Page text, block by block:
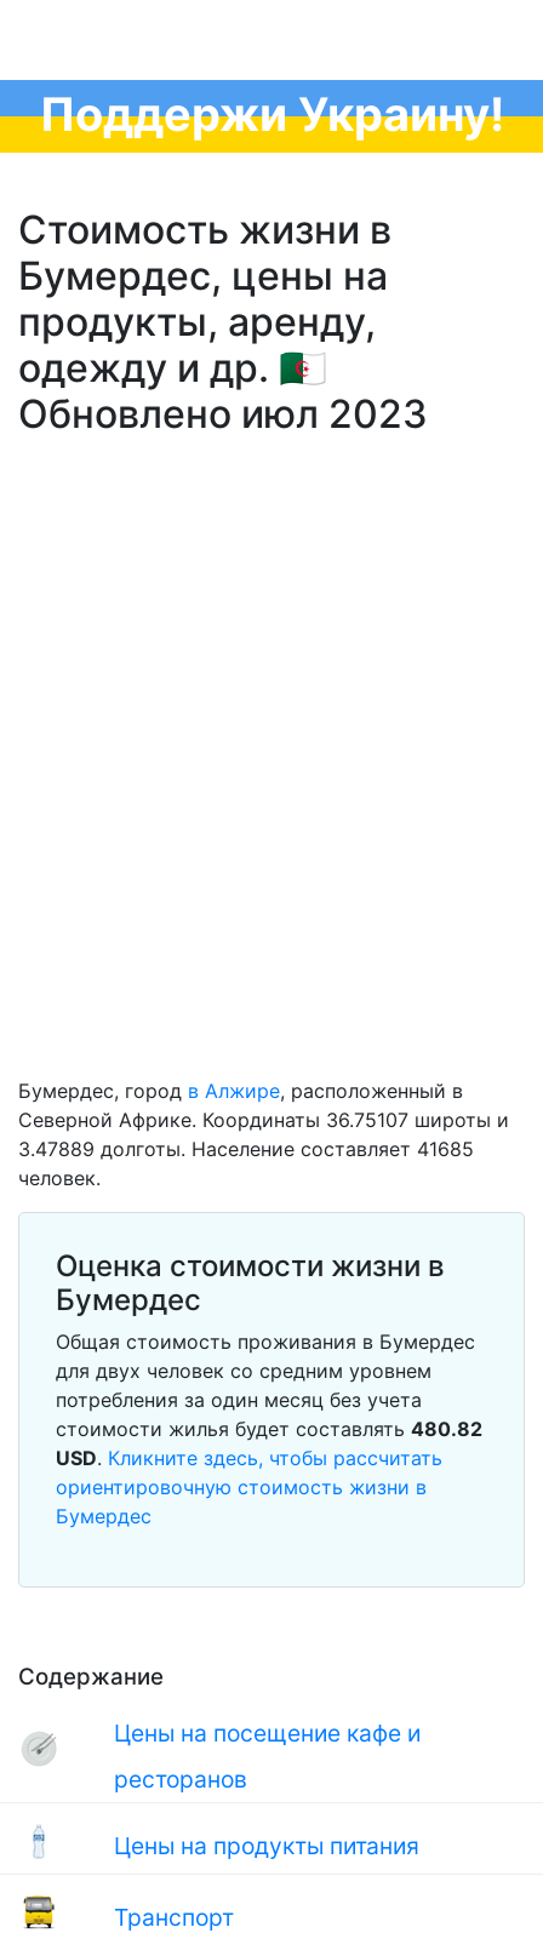
Поддержи Украину!
Стоимость жизни в
Бумердес, цены на
продукты, аренду,
одежду и др. 🇩🇿
Обновлено июл 2023
Содержание
Цены на посещение кафе и
ресторанов
Цены на продукты питания
Транспорт
Бумердес, город в Алжире, расположенный в
Северной Африке. Координаты 36.75107 широты и
3.47889 долготы. Население составляет 41685
человек.
Оценка стоимости жизни в
Бумердес
Общая стоимость проживания в Бумердес
для двух человек со средним уровнем
потребления за один месяц без учета
стоимости жилья будет составлять 480.82
USD. Кликните здесь, чтобы рассчитать
ориентировочную стоимость жизни в
Бумердес